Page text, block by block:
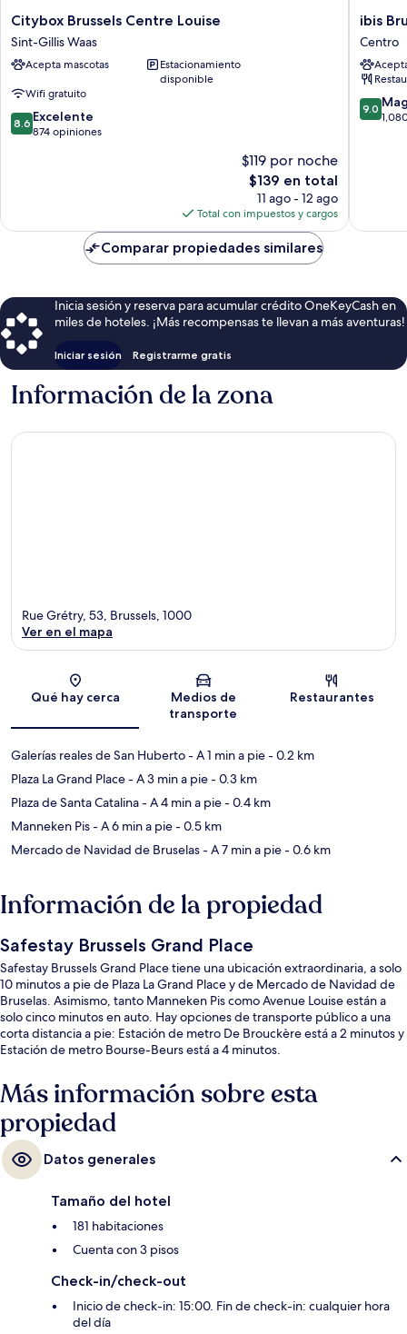
Citybox
Brussels
Centre
Louise
Gillis
Waas
Citybox Brussels Centre Louise
Sint-Gillis Waas
Acepta mascotas
Estacionamiento
disponible
Wifi gratuito
8.6
de
8.6 Excelente
874 opiniones
$119 por noche
El
precio
actual
es
de
$139
$139 en total
11 ago - 12 ago
Total con impuestos y cargos
ibis
Brussels
off
Grand
Place
Centro
ibis
Centro
9.0
de
9.0
Comparar propiedades similares
Inicia sesión y reserva para acumular crédito OneKeyCash en
miles de hoteles. ¡Más recompensas te llevan a más aventuras!
Iniciar sesión Registrarme gratis
Información de la zona
Sección del mapa
Rue Grétry, 53, Brussels, 1000
Ver en el mapa
Qué hay cerca
Medios de
transporte
Restaurantes
Galerías reales de San Huberto- A 1 min a pie- 0.2 km
Plaza La Grand Place- A 3 min a pie- 0.3 km
Plaza de Santa Catalina- A 4 min a pie- 0.4 km
Manneken Pis- A 6 min a pie- 0.5 km
Mercado de Navidad de Bruselas- A 7 min a pie- 0.6 km
Información de la propiedad
Safestay Brussels Grand Place
Safestay Brussels Grand Place tiene una ubicación extraordinaria, a solo
10 minutos a pie de Plaza La Grand Place y de Mercado de Navidad de
Bruselas. Asimismo, tanto Manneken Pis como Avenue Louise están a
solo cinco minutos en auto. Hay opciones de transporte público a una
corta distancia a pie: Estación de metro De Brouckère está a 2 minutos y
Estación de metro Bourse-Beurs está a 4 minutos.
Más información sobre esta
propiedad
Datos generales
Tamaño del hotel
181 habitaciones
Cuenta con 3 pisos
Check-in/check-out
Inicio de check-in: 15:00. Fin de check-in: cualquier hora
del día